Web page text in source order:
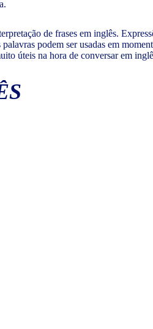
de frases em inglês.
podem ser usadas em
úteis na hora de conversar em